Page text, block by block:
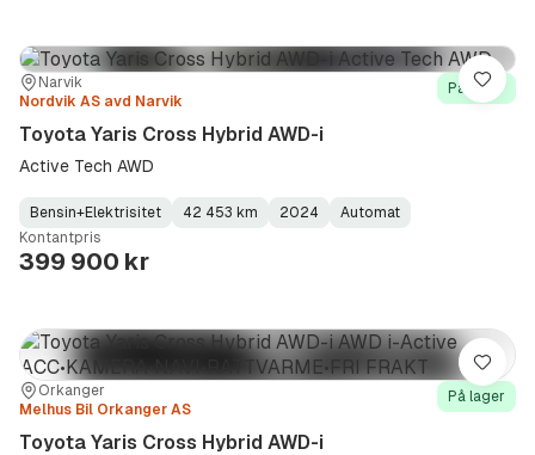
Sted:Narvik
Forhandler:
Nordvik AS avd Narvik
På lager
Toyota Yaris Cross Hybrid AWD-i
Active Tech AWD
Fuel
Type:
Bensin+Elektrisitet
Kilometerstand: 42 453 km
Model
Year:
2024
Gearbox
Type:
Automat
Kontantpris
399 900 kr
Lagre
Sted:
Orkanger
Forhandler:
Melhus Bil Orkanger AS
På lager
Toyota Yaris Cross Hybrid AWD-i
Lagre